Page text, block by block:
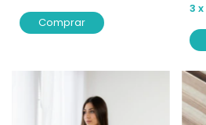
Comprar
3 x